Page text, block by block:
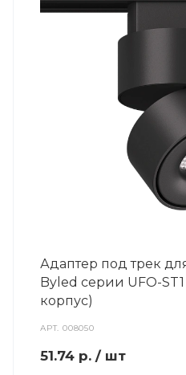
Адаптер под трек
Byled серии UFO-
корпус)
АРТ.008050
51.74 р. / шт